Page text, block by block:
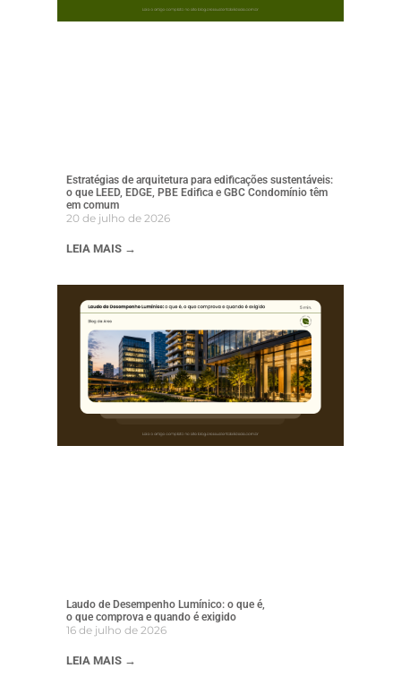
Estratégias de arquitetura para edificações sustentáveis:
o que LEED, EDGE, PBE Edifica e GBC Condomínio têm
em comum
20 de julho de 2026
LEIA MAIS →
Laudo de Desempenho Lumínico: o que é,
o que comprova e quando é exigido
16 de julho de 2026
LEIA MAIS →